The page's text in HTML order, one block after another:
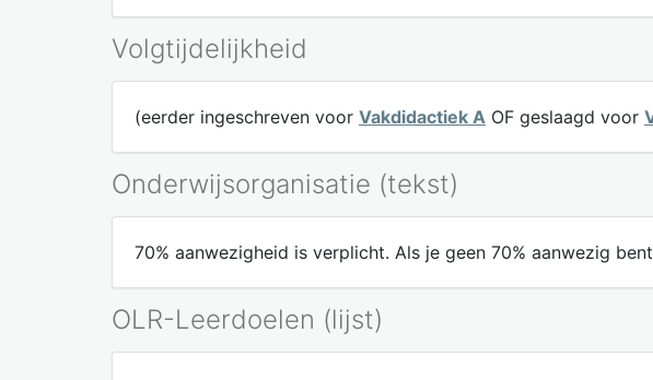
Volgtijdelijkheid
(eerder ingeschreven voor Vakdidactiek A OF geslaagd voor
Onderwijsorganisatie (tekst)
70% aanwezigheid is verplicht. Als je geen 70% aanwezig
OLR-Leerdoelen (lijst)